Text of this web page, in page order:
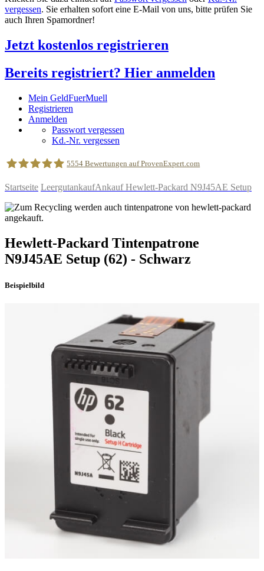
vergessen. Sie erhalten sofort eine E-Mail von uns, bitte prüfen Sie
auch Ihren Spamordner!
Jetzt kostenlos registrieren
Bereits registriert? Hier anmelden
Mein GeldFuerMuell
Registrieren
Anmelden
Passwort vergessen
Kd.-Nr. vergessen
5554 Bewertungen auf ProvenExpert.com
Startseite LeergutankaufAnkauf Hewlett-Packard N9J45AE Setup
Hewlett-Packard Tintenpatrone
N9J45AE Setup (62) - Schwarz
Beispielbild